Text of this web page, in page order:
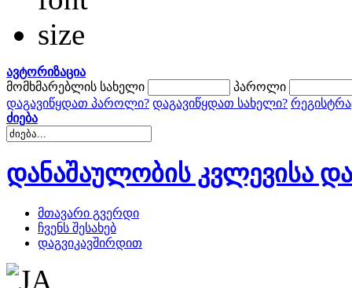
ავტორიზაცია
მომხმარებლის სახელი
პაროლი
დაგავიწყდათ პაროლი? დაგავიწყდათ სახელი?
ძიება
დანაშაულობის კვლევისა
მთავარი გვერდი
ჩვენს შესახებ
დაგვიკავშირდით